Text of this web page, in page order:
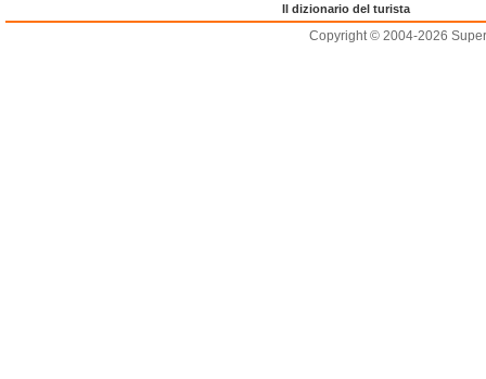
Il dizionario del turista
Copyright © 2004-2026